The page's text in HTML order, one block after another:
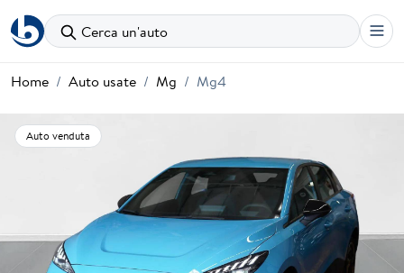
Cerca un'auto
Home Auto usate Mg Mg4
Auto venduta